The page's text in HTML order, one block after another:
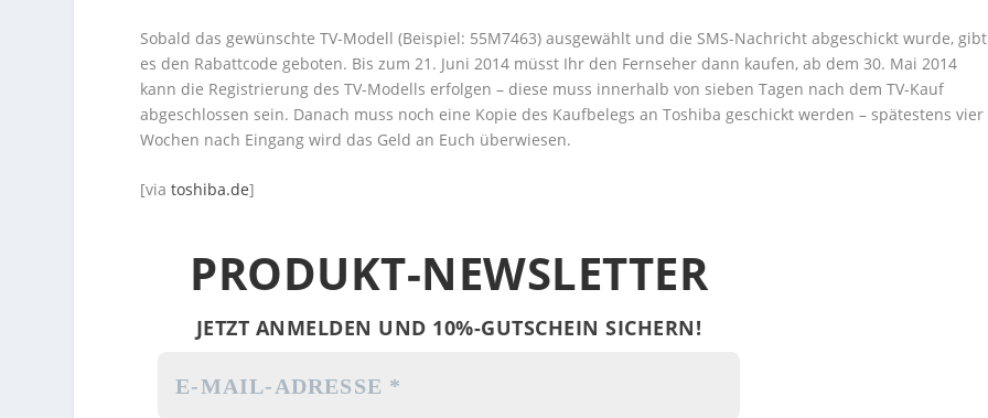
Sobald das gewünschte TV-Modell (Beispiel: 55M7463) ausgewählt und die SMS-Nachricht abgeschickt wurde, gibt
es den Rabattcode geboten. Bis zum 21. Juni 2014 müsst Ihr den Fernseher dann kaufen, ab dem 30. Mai 2014
kann die Registrierung des TV-Modells erfolgen – diese muss innerhalb von sieben Tagen nach dem TV-Kauf
abgeschlossen sein. Danach muss noch eine Kopie des Kaufbelegs an Toshiba geschickt werden – spätestens vier
Wochen nach Eingang wird das Geld an Euch überwiesen.
[viatoshiba.de]
PRODUKT-NEWSLETTER
JETZT ANMELDEN UND 10%-GUTSCHEIN SICHERN!